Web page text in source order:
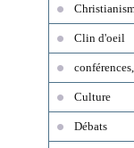
Clin d'oeil
Culture
Débats